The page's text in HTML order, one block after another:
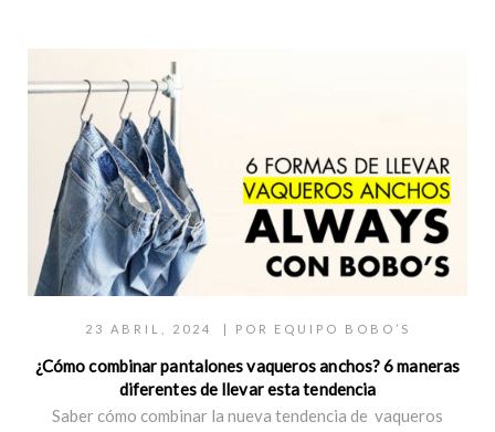
23 ABRIL, 2024 | POR EQUIPO BOBO’S
¿Cómo combinar pantalones vaqueros anchos? 6 maneras
diferentes de llevar esta tendencia
Saber cómo combinar la nueva tendencia de vaqueros